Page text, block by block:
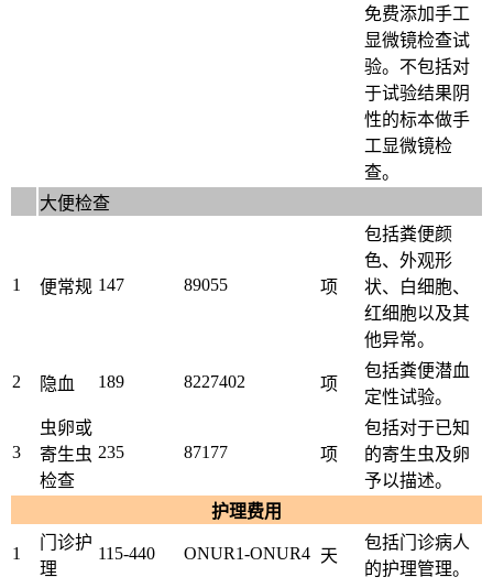
免费添加手工
显微镜检查试
验。不包括对
于试验结果阴
性的标本做手
工显微镜检
查。
大便检查
1 便常规 147 89055 项
包括粪便颜
色、外观形
状、白细胞、
红细胞以及其
他异常。
2 隐血 189 8227402 项
包括粪便潜血
定性试验。
3
虫卵或
寄生虫
检查
235 87177 项
包括对于已知
的寄生虫及卵
予以描述。
护理费用
1
门诊护
理
115-440 ONUR1-ONUR4 天
包括门诊病人
的护理管理。